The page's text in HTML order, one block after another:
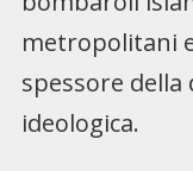
metropolitani
spessore della
ideologica.